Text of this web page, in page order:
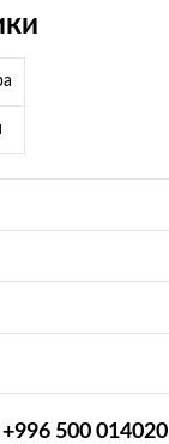
+996 500 014020